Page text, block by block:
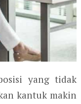
yang tidak
kantuk makin